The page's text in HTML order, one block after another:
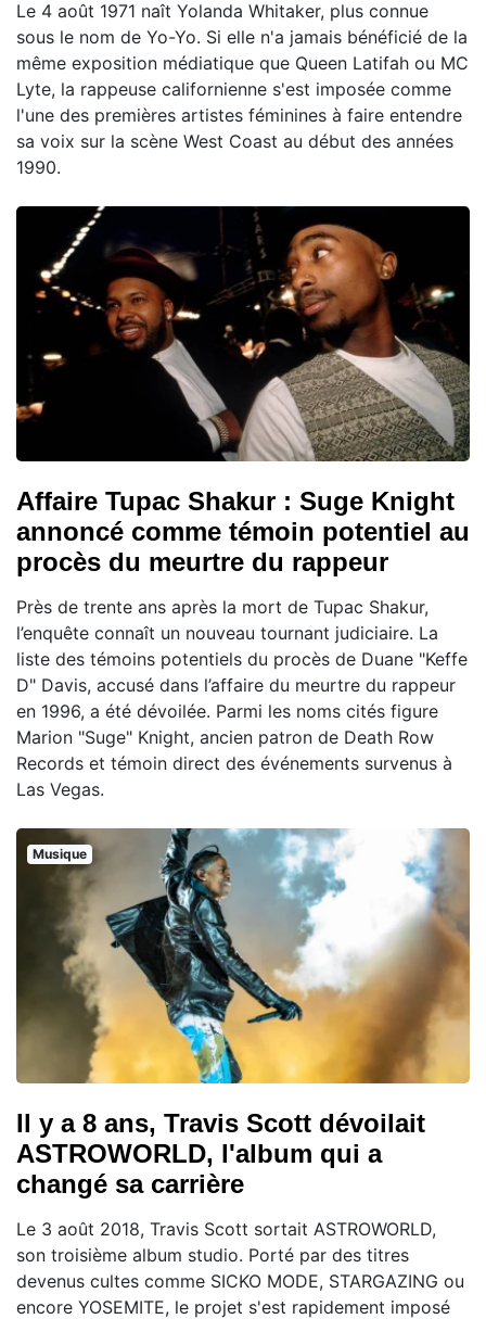
Le 4 août 1971 naît Yolanda Whitaker, plus connue
sous le nom de Yo-Yo. Si elle n'a jamais bénéficié de la
même exposition médiatique que Queen Latifah ou MC
Lyte, la rappeuse californienne s'est imposée comme
l'une des premières artistes féminines à faire entendre
sa voix sur la scène West Coast au début des années
1990.
Affaire Tupac Shakur : Suge Knight
annoncé comme témoin potentiel au
procès du meurtre du rappeur
Près de trente ans après la mort de Tupac Shakur,
l’enquête connaît un nouveau tournant judiciaire. La
liste des témoins potentiels du procès de Duane "Keffe
D" Davis, accusé dans l’affaire du meurtre du rappeur
en 1996, a été dévoilée. Parmi les noms cités figure
Marion "Suge" Knight, ancien patron de Death Row
Records et témoin direct des événements survenus à
Las Vegas.
Musique
Il y a 8 ans, Travis Scott dévoilait
ASTROWORLD, l'album qui a
changé sa carrière
Le 3 août 2018, Travis Scott sortait ASTROWORLD,
son troisième album studio. Porté par des titres
devenus cultes comme SICKO MODE, STARGAZING ou
encore YOSEMITE, le projet s'est rapidement imposé